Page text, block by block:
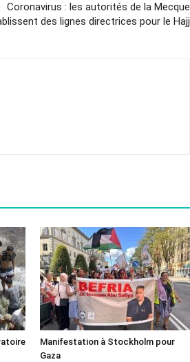
Coronavirus : les autorités de la Mecque
des lignes directrices pour le Hajj
Manifestation à Stockholm pour
Gaza